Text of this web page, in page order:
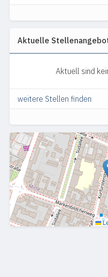
Aktuelle
Aktuell sind
weitere Stellen finden